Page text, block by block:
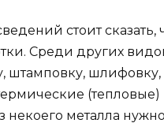
стоит
Среди других
штамповку,
(тепловые)
некоего металла